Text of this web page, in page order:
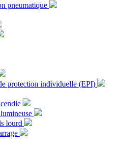
pneumatique
protection individuelle (EPI)
lourd